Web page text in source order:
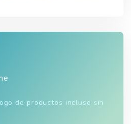
de productos incluso sin